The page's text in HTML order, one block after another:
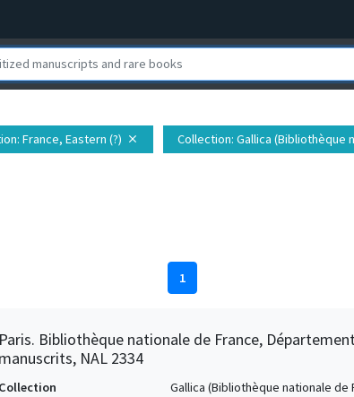
: France, Eastern (?) close Collection: Gallica (Bibliothèque
1
Paris. Bibliothèque nationale de France,
manuscrits, NAL 2334
Collection
Gallica (Bibliothèque nationale de